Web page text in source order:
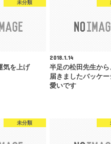
未分類
気を上げ
2018.1.14
半足の松田先生か
届きましたバッケー
愛いです
未分類